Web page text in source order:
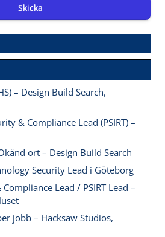
Skicka
– Design Build Search,
& Compliance Lead (PSIRT) –
ort – Design Build Search
Security Lead i Göteborg
Lead / PSIRT Lead –
jobb – Hacksaw Studios,